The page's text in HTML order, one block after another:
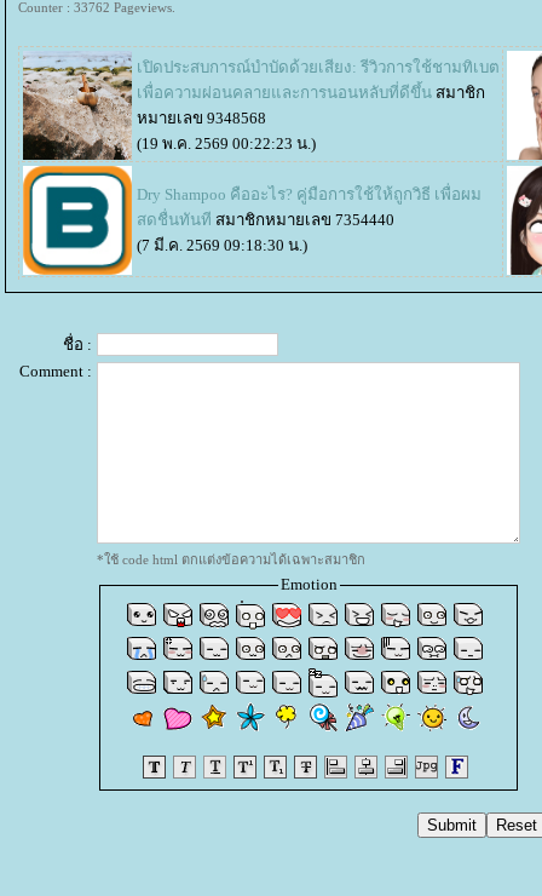
Counter : 33762 Pageviews.
เปิดประสบการณ์บำบัดด้วยเสียง: รีวิวการใช้ชามทิเบต
เพื่อความผ่อนคลายและการนอนหลับที่ดีขึ้น สมาชิก
หมายเลข 9348568
(19 พ.ค. 2569 00:22:23 น.)
Dry Shampoo คืออะไร? คู่มือการใช้ให้ถูกวิธี เพื่อผม
สดชื่นทันที สมาชิกหมายเลข 7354440
(7 มี.ค. 2569 09:18:30 น.)
ชื่อ :
Comment :
*ใช้ code html ตกแต่งข้อความได้เฉพาะสมาชิก
Emotion